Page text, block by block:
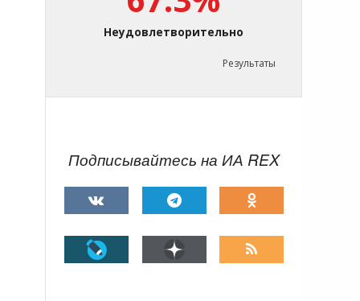
Неудовлетворительно
Результаты
Подписывайтесь на ИА REX